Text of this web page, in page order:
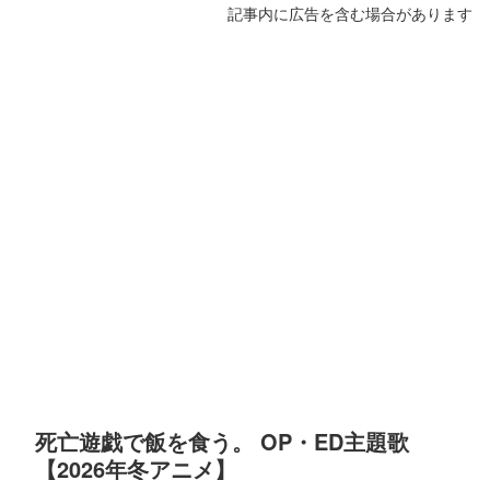
記事内に広告を含む場合があります
死亡遊戯で飯を食う。 OP・ED主題歌
【2026年冬アニメ】